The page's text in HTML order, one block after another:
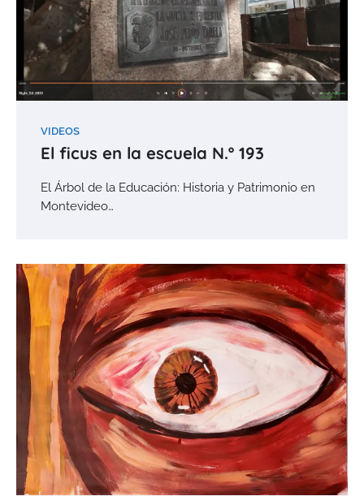
VIDEOS
El ficus en la escuela N.º 193
El Árbol de la Educación: Historia y Patrimonio en
Montevideo…